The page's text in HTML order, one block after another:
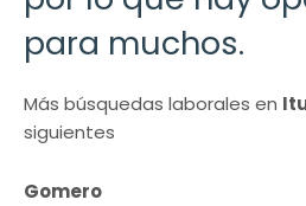
para muchos.
Más búsquedas laborales en
siguientes
Gomero